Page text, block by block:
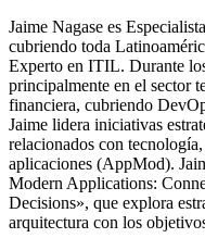
Jaime Nagase es
cubriendo toda
Experto en ITIL. Durante
principalmente en el sector
financiera, cubriendo
Jaime lidera iniciativas
relacionados con
aplicaciones (AppMod).
Modern Applications:
Decisions», que explora
arquitectura con los